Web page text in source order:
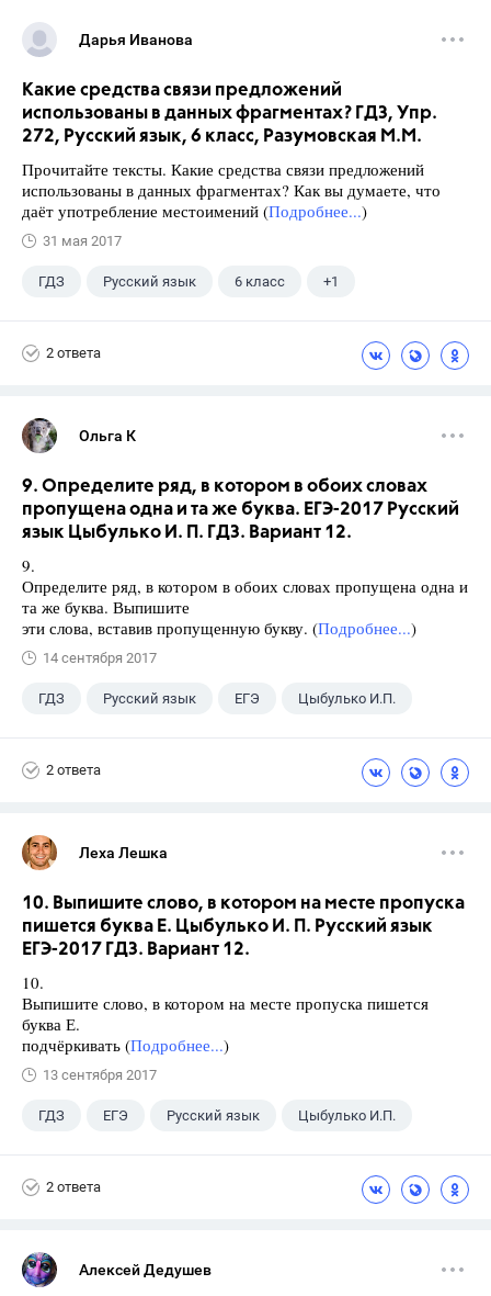
Дарья Иванова
Какие средства связи предложений
использованы в данных фрагментах? ГДЗ, Упр.
272, Русский язык, 6 класс, Разумовская М.М.
Прочитайте тексты. Какие средства связи предложений
использованы в данных фрагментах? Как вы думаете, что
даёт употребление местоимений (Подробнее...)
31 мая 2017
ГДЗ Русский язык 6 класс +1
2 ответа
Ольга К
9. Определите ряд, в котором в обоих словах
пропущена одна и та же буква. ЕГЭ-2017 Русский
язык Цыбулько И. П. ГДЗ. Вариант 12.
9.
Определите ряд, в котором в обоих словах пропущена одна и
та же буква. Выпишите
эти слова, вставив пропущенную букву. (Подробнее...)
14 сентября 2017
ГДЗ Русский язык ЕГЭ Цыбулько И.П.
2 ответа
Леха Лешка
10. Выпишите слово, в котором на месте пропуска
пишется буква Е. Цыбулько И. П. Русский язык
ЕГЭ-2017 ГДЗ. Вариант 12.
10.
Выпишите слово, в котором на месте пропуска пишется
буква Е.
подчёркивать (Подробнее...)
13 сентября 2017
ГДЗ ЕГЭ Русский язык Цыбулько И.П.
2 ответа
Алексей Дедушев